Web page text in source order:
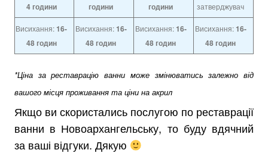
4 години
години
години
затверджувач
Висихання:16-
48 годин
Висихання:16-
48 годин
Висихання:16-
48 годин
Висихання:16-
48 годин
*Ціна за реставрацію ванни може змінюватись залежно від
вашого місця проживання та ціни на акрил
Якщо ви скористались послугою по реставрації
ванни в Новоархангельську, то буду вдячний
за ваші відгуки. Дякую